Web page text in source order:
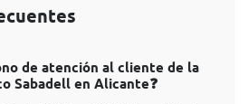
de atención al cliente de la
Sabadell en Alicante❓